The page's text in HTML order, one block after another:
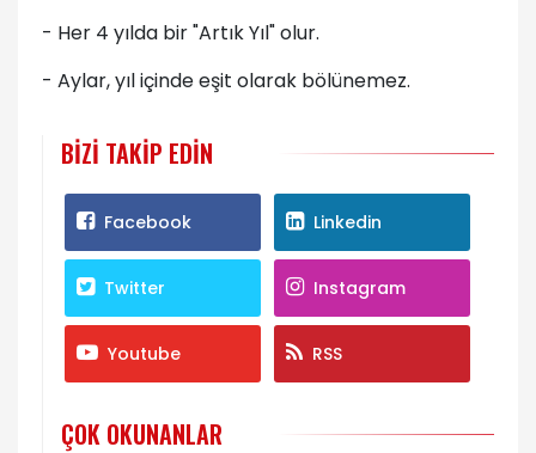
- Her 4 yılda bir "Artık Yıl" olur.
- Aylar, yıl içinde eşit olarak bölünemez.
BIZI TAKIP EDIN
Facebook Linkedin
Twitter Instagram
Youtube RSS
ÇOK OKUNANLAR